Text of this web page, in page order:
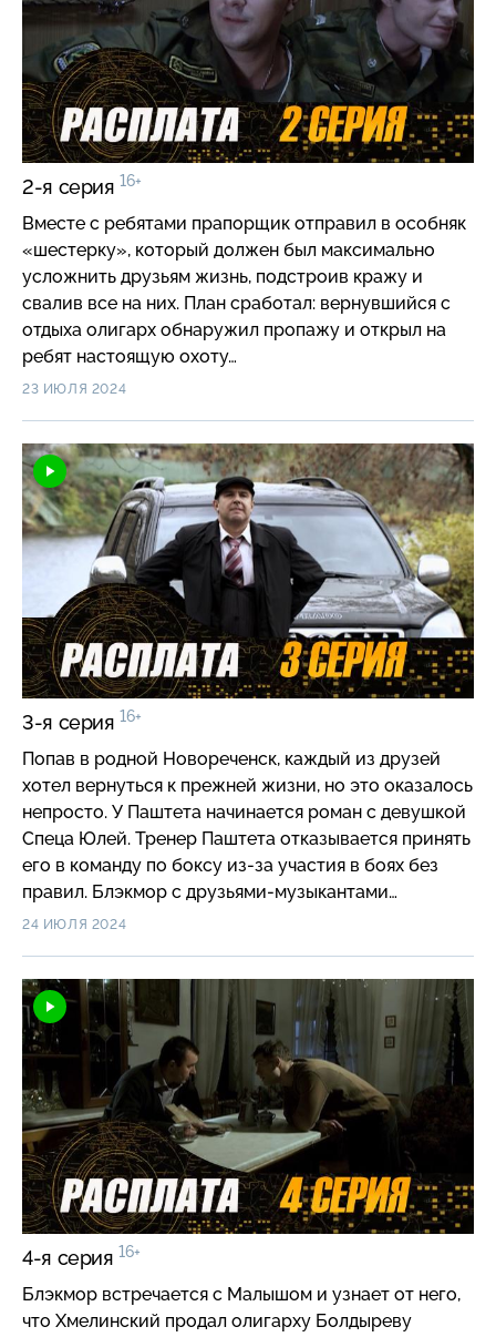
2-я серия 16+
Вместе с ребятами прапорщик отправил в особняк
«шестерку», который должен был максимально
усложнить друзьям жизнь, подстроив кражу и
свалив все на них. План сработал: вернувшийся с
отдыха олигарх обнаружил пропажу и открыл на
ребят настоящую охоту…
23 ИЮЛЯ 2024
3-я серия 16+
Попав в родной Новореченск, каждый из друзей
хотел вернуться к прежней жизни, но это оказалось
непросто. У Паштета начинается роман с девушкой
Спеца Юлей. Тренер Паштета отказывается принять
его в команду по боксу из-за участия в боях без
правил. Блэкмор с друзьями-музыкантами
готовится выступить на свадьбе, он это будет не
мстителя, а вскоре неизвестный нападает на него
возле дома…
24 ИЮЛЯ 2024
4-я серия 16+
Блэкмор встречается с Малышом и узнает от него,
что Хмелинский продал олигарху Болдыреву